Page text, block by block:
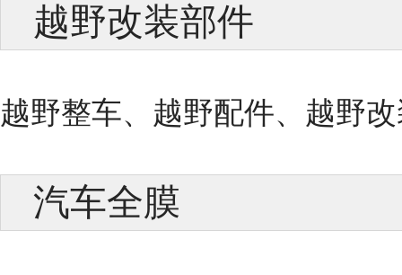
越野改装部件
越野整车、越野配件、越野
汽车全膜